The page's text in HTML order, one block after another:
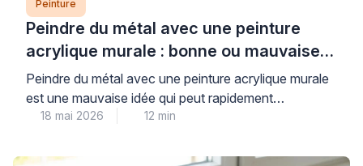
Peinture
Peindre du métal avec une peinture
acrylique murale : bonne ou mauvaise
idée ?
Peindre du métal avec une peinture acrylique murale
est une mauvaise idée qui peut rapidement
compromettre la durabilité et l’esthétique de vos
pour les surfaces poreuses comme le plâtre, n’offrent
18 mai 2026 12 min